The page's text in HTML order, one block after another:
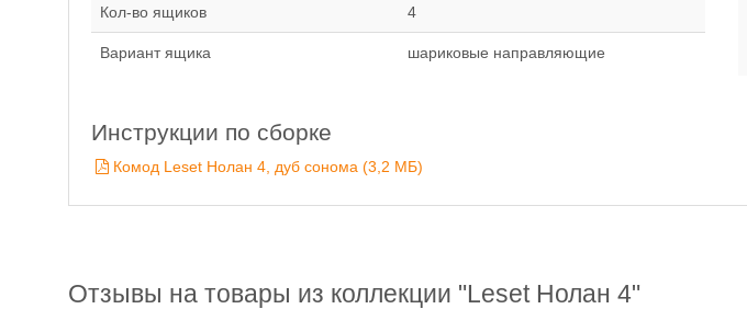
Кол-во ящиков 4
Вариант ящика шариковые направляющие
Инструкции по сборке
Комод Leset Нолан 4, дуб сонома (3,2 MБ)
Отзывы на товары из коллекции "Leset Нолан 4"